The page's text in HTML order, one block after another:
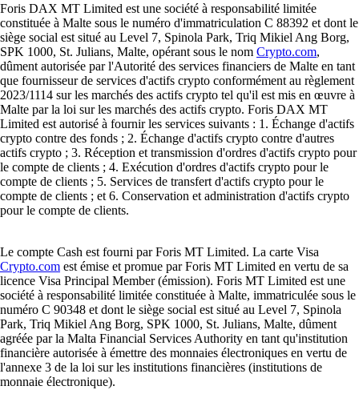
Foris DAX MT Limited est une société à responsabilité limitée
constituée à Malte sous le numéro d'immatriculation C 88392 et dont le
siège social est situé au Level 7, Spinola Park, Triq Mikiel Ang Borg,
SPK 1000, St. Julians, Malte, opérant sous le nom Crypto.com,
dûment autorisée par l'Autorité des services financiers de Malte en tant
que fournisseur de services d'actifs crypto conformément au règlement
2023/1114 sur les marchés des actifs crypto tel qu'il est mis en œuvre à
Malte par la loi sur les marchés des actifs crypto. Foris DAX MT
Limited est autorisé à fournir les services suivants : 1. Échange d'actifs
crypto contre des fonds ; 2. Échange d'actifs crypto contre d'autres
actifs crypto ; 3. Réception et transmission d'ordres d'actifs crypto pour
le compte de clients ; 4. Exécution d'ordres d'actifs crypto pour le
compte de clients ; 5. Services de transfert d'actifs crypto pour le
compte de clients ; et 6. Conservation et administration d'actifs crypto
pour le compte de clients.
Le compte Cash est fourni par Foris MT Limited. La carte Visa
Crypto.com est émise et promue par Foris MT Limited en vertu de sa
licence Visa Principal Member (émission). Foris MT Limited est une
société à responsabilité limitée constituée à Malte, immatriculée sous le
numéro C 90348 et dont le siège social est situé au Level 7, Spinola
Park, Triq Mikiel Ang Borg, SPK 1000, St. Julians, Malte, dûment
agréée par la Malta Financial Services Authority en tant qu'institution
financière autorisée à émettre des monnaies électroniques en vertu de
l'annexe 3 de la loi sur les institutions financières (institutions de
monnaie électronique).